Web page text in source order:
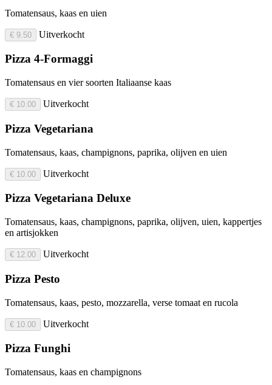
Tomatensaus, kaas en uien
€ 9.50 Uitverkocht
Pizza 4-Formaggi
Tomatensaus en vier soorten Italiaanse kaas
€ 10.00 Uitverkocht
Pizza Vegetariana
Tomatensaus, kaas, champignons, paprika, olijven en uien
€ 10.00 Uitverkocht
Pizza Vegetariana Deluxe
Tomatensaus, kaas, champignons, paprika, olijven, uien, kappertjes
en artisjokken
€ 12.00 Uitverkocht
Pizza Pesto
Tomatensaus, kaas, pesto, mozzarella, verse tomaat en rucola
€ 10.00 Uitverkocht
Pizza Funghi
Tomatensaus, kaas en champignons